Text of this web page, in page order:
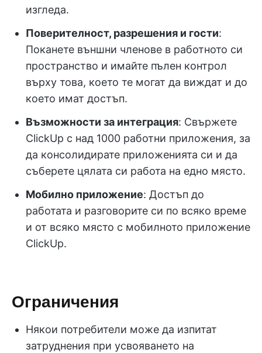
изгледа.
Поверителност, разрешения и гости:
Поканете външни членове в работното си
пространство и имайте пълен контрол
върху това, което те могат да виждат и до
което имат достъп.
Възможности за интеграция: Свържете
ClickUp с над 1000 работни приложения, за
да консолидирате приложенията си и да
съберете цялата си работа на едно място.
Мобилно приложение: Достъп до
работата и разговорите си по всяко време
и от всяко място с мобилното приложение
ClickUp.
Ограничения
Някои потребители може да изпитат
затруднения при усвояването на